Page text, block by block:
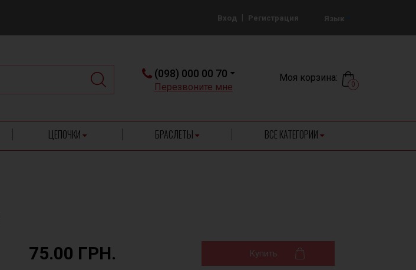
Вход Регистрация Язык
(098) 000 00 70
Перезвоните мне
Моя корзина:
0
ЦЕПОЧКИ БРАСЛЕТЫ ВСЕ КАТЕГОРИИ
75.00 ГРН. Купить